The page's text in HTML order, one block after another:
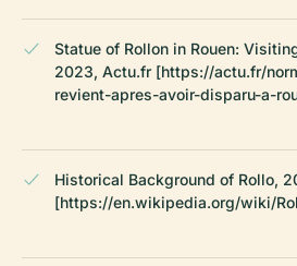
Statue of Rollon in Rouen:
2023, Actu.fr [https://actu.fr/
revient-apres-avoir-disparu-a-
Historical Background of Rollo,
[https://en.wikipedia.org/wiki/